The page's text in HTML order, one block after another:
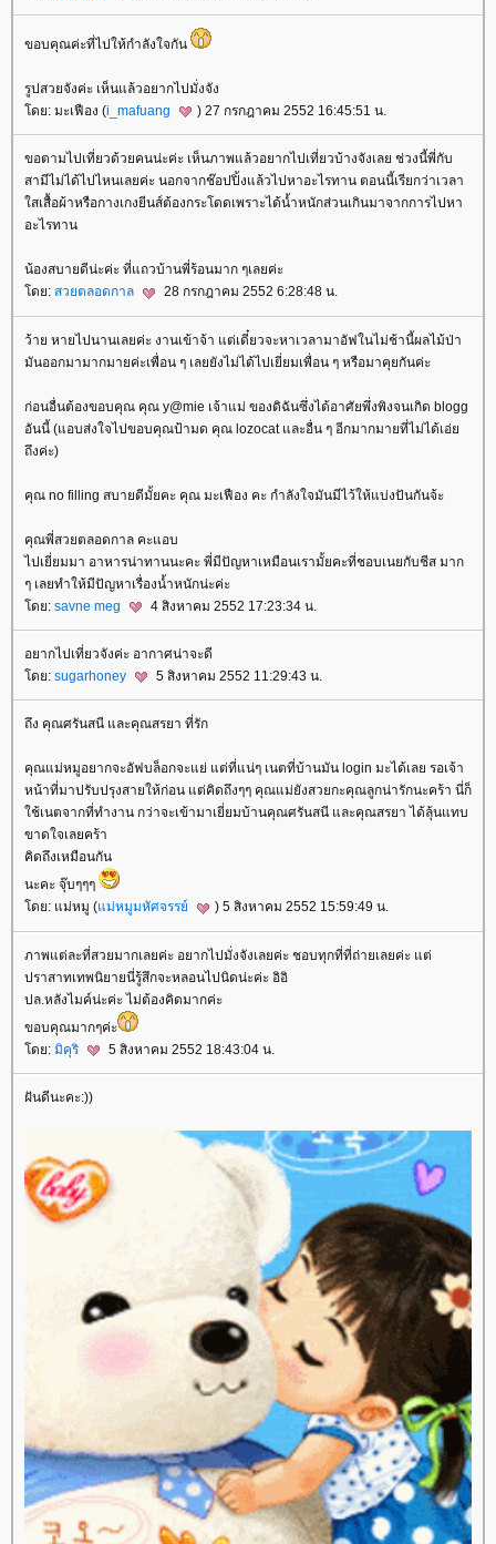
ขอบคุณค่ะที่ไปให้กำลังใจกัน
รูปสวยจังค่ะ เห็นแล้วอยากไปมั่งจัง
ดย: มะเฟือง (i_mafuang ) 27 กรกฎาคม 2552 16:45:51 น.
ขอตามไปเที่ยวด้วยคนน่ะค่ะ เห็นภาพแล้วอยากไปเที่ยวบ้างจังเลย ช่วงนี้พี่กับ
สามีไม่ได้ไปไหนเลยค่ะ นอกจากช๊อปปิ้งแล้วไปหาอะไรทาน ตอนนี้เรียกว่าเวลา
สเสื้อผ้าหรือกางเกงยีนส์ต้องกระโดดเพราะได้น้ำหนักส่วนเกินมาจากการไปหา
อะไรทาน
น้องสบายดีน่ะค่ะ ที่แถวบ้านพี่ร้อนมาก ๆเลยค่ะ
ดย: สวยตลอดกาล 28 กรกฎาคม 2552 6:28:48 น.
ว้าย หายไปนานเลยค่ะ งานเข้าจ้า แต่เดี๋ยวจะหาเวลามาอัฟในไม่ช้านี้ผลไม้ป่า
มันออกมามากมายค่ะเพื่อน ๆ เลยยังไม่ได้ไปเยี่ยมเพื่อน ๆ หรือมาคุยกันค่ะ
ก่อนอื่นต้องขอบคุณ คุณ y@mie เจ้าแม่ ของดิฉันซึ่งได้อาศัยพึ่งพิงจนเกิด blogg
อันนี้ (แอบส่งใจไปขอบคุณป้ามด คุณ lozocat และอื่น ๆ อีกมากมายที่ไม่ได้เอ่
ถึงค่ะ)
คุณ no filling สบายดีมั้ยคะ คุณ มะเฟือง คะ กำลังใจมันมีไว้ให้แบ่งปันกันจ้ะ
คุณพี่สวยตลอดกาล คะแอบ
ไปเยี่ยมมา อาหารน่าทานนะคะ พี่มีปัญหาเหมือนเรามั้ยคะที่ชอบเนยกับชีส มาก
ๆ เลยทำให้มีปัญหาเรื่องน้ำหนักน่ะค่ะ
ดย: savne meg 4 สิงหาคม 2552 17:23:34 น.
อยากไปเที่ยวจังค่ะ อากาศน่าจะดี
ดย: sugarhoney 5 สิงหาคม 2552 11:29:43 น.
ถึง คุณศรันสนี และคุณสรยา ที่รัก
คุณแม่หมูอยากจะอัฟบล็อกจะแย่ แต่ที่แน่ๆ เนตที่บ้านมัน login มะได้เลย รอเจ้า
หน้าที่มาปรับปรุงสายให้ก่อน แต่คิดถึงๆๆ คุณแม่ยังสวยกะคุณลูกน่ารักนะคร้า นี่ก็
ช้เนตจากที่ทำงาน กว่าจะเข้ามาเยี่ยมบ้านคุณศรันสนี และคุณสรยา ได้ลุ้นแทบ
ขาดใจเลยคร้า
คิดถึงเหมือนกัน
นะคะ จุ๊บๆๆๆ
ดย: แม่หมู (ม่หมูมหัศจรรย์ ) 5 สิงหาคม 2552 15:59:49 น.
ภาพแต่ละที่สวยมากเลยค่ะ อยากไปมั่งจังเลยค่ะ ชอบทุกที่ที่ถ่ายเลยค่ะ แต่
ปราสาทเทพนิยายนี่รู้สึกจะหลอนไปนิดน่ะค่ะ อิอิ
ปล.หลังไมค์น่ะค่ะ ไม่ต้องคิดมากค่ะ
ขอบคุณมากๆค่ะ
ดย: มิคุริ 5 สิงหาคม 2552 18:43:04 น.
ฝันดีนะคะ:))